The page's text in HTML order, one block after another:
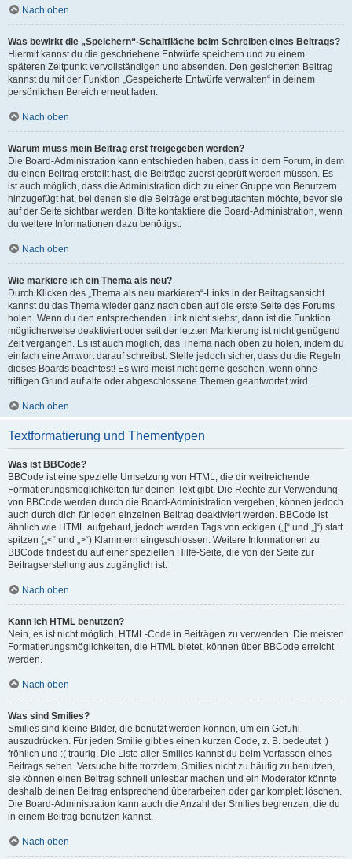
Nach oben
Was bewirkt die „Speichern“-Schaltfläche beim Schreiben eines Beitrags?
Hiermit kannst du die geschriebene Entwürfe speichern und zu einem
späteren Zeitpunkt vervollständigen und absenden. Den gesicherten Beitrag
kannst du mit der Funktion „Gespeicherte Entwürfe verwalten“ in deinem
persönlichen Bereich erneut laden.
Nach oben
Warum muss mein Beitrag erst freigegeben werden?
Die Board-Administration kann entschieden haben, dass in dem Forum, in dem
du einen Beitrag erstellt hast, die Beiträge zuerst geprüft werden müssen. Es
ist auch möglich, dass die Administration dich zu einer Gruppe von Benutzern
hinzugefügt hat, bei denen sie die Beiträge erst begutachten möchte, bevor sie
auf der Seite sichtbar werden. Bitte kontaktiere die Board-Administration, wenn
du weitere Informationen dazu benötigst.
Nach oben
Wie markiere ich ein Thema als neu?
Durch Klicken des „Thema als neu markieren“-Links in der Beitragsansicht
kannst du das Thema wieder ganz nach oben auf die erste Seite des Forums
holen. Wenn du den entsprechenden Link nicht siehst, dann ist die Funktion
möglicherweise deaktiviert oder seit der letzten Markierung ist nicht genügend
Zeit vergangen. Es ist auch möglich, das Thema nach oben zu holen, indem du
einfach eine Antwort darauf schreibst. Stelle jedoch sicher, dass du die Regeln
dieses Boards beachtest! Es wird meist nicht gerne gesehen, wenn ohne
triftigen Grund auf alte oder abgeschlossene Themen geantwortet wird.
Nach oben
Textformatierung und Thementypen
Was ist BBCode?
BBCode ist eine spezielle Umsetzung von HTML, die dir weitreichende
Formatierungsmöglichkeiten für deinen Text gibt. Die Rechte zur Verwendung
von BBCode werden durch die Board-Administration vergeben, können jedoch
auch durch dich für jeden einzelnen Beitrag deaktiviert werden. BBCode ist
ähnlich wie HTML aufgebaut, jedoch werden Tags von eckigen („[“ und „]“) statt
spitzen („<“ und „>“) Klammern eingeschlossen. Weitere Informationen zu
BBCode findest du auf einer speziellen Hilfe-Seite, die von der Seite zur
Beitragserstellung aus zugänglich ist.
Nach oben
Kann ich HTML benutzen?
Nein, es ist nicht möglich, HTML-Code in Beiträgen zu verwenden. Die meisten
Formatierungsmöglichkeiten, die HTML bietet, können über BBCode erreicht
werden.
Nach oben
Was sind Smilies?
Smilies sind kleine Bilder, die benutzt werden können, um ein Gefühl
auszudrücken. Für jeden Smilie gibt es einen kurzen Code, z. B. bedeutet :)
fröhlich und :( traurig. Die Liste aller Smilies kannst du beim Verfassen eines
Beitrags sehen. Versuche bitte trotzdem, Smilies nicht zu häufig zu benutzen,
sie können einen Beitrag schnell unlesbar machen und ein Moderator könnte
deshalb deinen Beitrag entsprechend überarbeiten oder gar komplett löschen.
Die Board-Administration kann auch die Anzahl der Smilies begrenzen, die du
in einem Beitrag benutzen kannst.
Nach oben